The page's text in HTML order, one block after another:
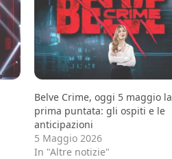
Belve Crime, oggi 5 maggio la
prima puntata: gli ospiti e le
anticipazioni
5 Maggio 2026
In "Altre notizie"